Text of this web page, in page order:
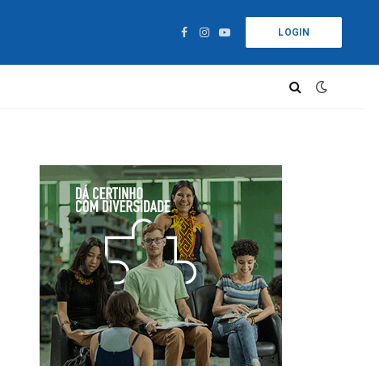
Facebook
Instagram
YouTube
LOGIN